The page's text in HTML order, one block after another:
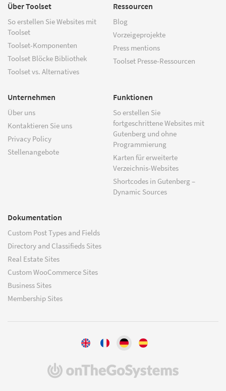
Über Toolset
So erstellen Sie Websites mit
Toolset
Toolset-Komponenten
Toolset Blöcke Bibliothek
Toolset vs. Alternatives
Ressourcen
Blog
Vorzeigeprojekte
Press mentions
Toolset Presse-Ressourcen
Unternehmen
Über uns
Kontaktieren Sie uns
Privacy Policy
Stellenangebote
Funktionen
So erstellen Sie
fortgeschrittene Websites mit
Gutenberg und ohne
Programmierung
Karten für erweiterte
Verzeichnis-Websites
Shortcodes in Gutenberg –
Dynamic Sources
Dokumentation
Custom Post Types and Fields
Directory and Classifieds Sites
Real Estate Sites
Custom WooCommerce Sites
Business Sites
Membership Sites
(öffnet